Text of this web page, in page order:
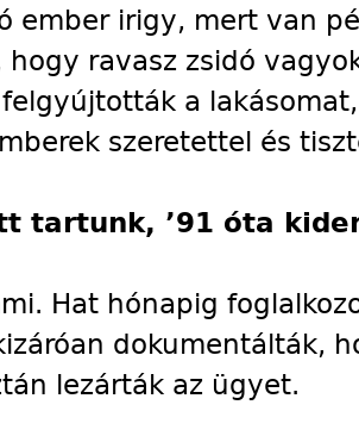
ember irigy, mert van
ravasz zsidó
a
szeretettel és
tartunk, ’91 óta
Hat hónapig
dokumentálták,
lezárták az ügyet.